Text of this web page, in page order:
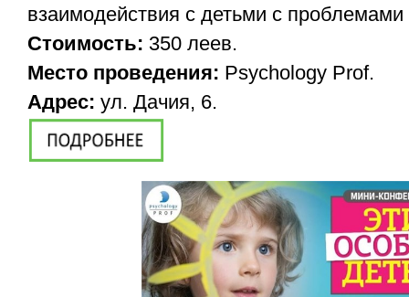
взаимодействия с детьми с проблемами
Стоимость: 350 леев.
Место проведения: Psychology Prof.
Адрес: ул. Дачия, 6.